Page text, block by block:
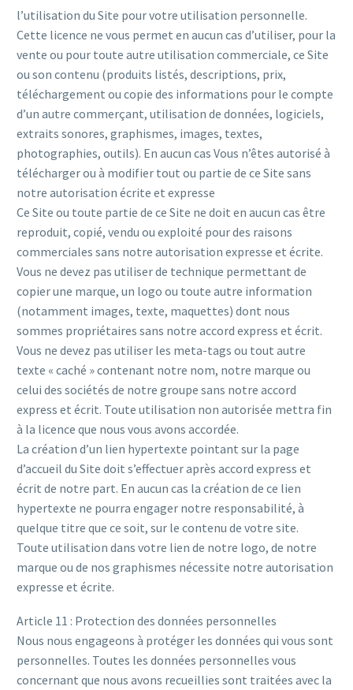
l’utilisation du Site pour votre utilisation personnelle.
Cette licence ne vous permet en aucun cas d’utiliser, pour la
vente ou pour toute autre utilisation commerciale, ce Site
ou son contenu (produits listés, descriptions, prix,
téléchargement ou copie des informations pour le compte
d’un autre commerçant, utilisation de données, logiciels,
extraits sonores, graphismes, images, textes,
photographies, outils). En aucun cas Vous n’êtes autorisé à
télécharger ou à modifier tout ou partie de ce Site sans
notre autorisation écrite et expresse
Ce Site ou toute partie de ce Site ne doit en aucun cas être
reproduit, copié, vendu ou exploité pour des raisons
commerciales sans notre autorisation expresse et écrite.
Vous ne devez pas utiliser de technique permettant de
copier une marque, un logo ou toute autre information
(notamment images, texte, maquettes) dont nous
sommes propriétaires sans notre accord express et écrit.
Vous ne devez pas utiliser les meta-tags ou tout autre
texte « caché » contenant notre nom, notre marque ou
celui des sociétés de notre groupe sans notre accord
express et écrit. Toute utilisation non autorisée mettra fin
à la licence que nous vous avons accordée.
La création d’un lien hypertexte pointant sur la page
d’accueil du Site doit s’effectuer après accord express et
écrit de notre part. En aucun cas la création de ce lien
hypertexte ne pourra engager notre responsabilité, à
quelque titre que ce soit, sur le contenu de votre site.
Toute utilisation dans votre lien de notre logo, de notre
marque ou de nos graphismes nécessite notre autorisation
expresse et écrite.
Article 11 : Protection des données personnelles
Nous nous engageons à protéger les données qui vous sont
personnelles. Toutes les données personnelles vous
concernant que nous avons recueillies sont traitées avec la